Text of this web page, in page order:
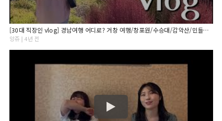
[30대 직장인 vlog] 경남여행 어디로? 거창 여행/창포원/수승대/감악산/민들레울
앙쥬 | 4년 전